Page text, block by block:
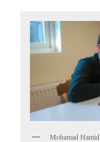
Mohamad